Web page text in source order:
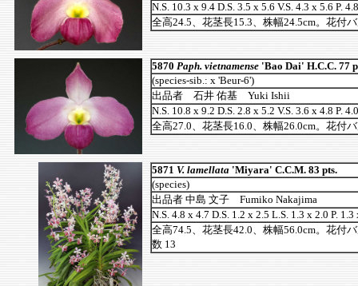
N.S. 10.3 x 9.4 D.S. 3.5 x 5.6 V.S. 4.3 x 5.6 P.
全高24.5、花茎長15.3、株幅24.5cm。花付
5870 Paph. vietnamense 'Bao Dai' H.C.C. 77
(species-sib.: x 'Beur-6')
出品者 石井 佑基 Yuki Ishii
N.S. 10.8 x 9.2 D.S. 2.8 x 5.2 V.S. 3.6 x 4.8 P.
全高27.0、花茎長16.0、株幅26.0cm。花付
5871 V. lamellata 'Miyara' C.C.M. 83 pts.
(species)
出品者 中島 文子 Fumiko Nakajima
N.S. 4.8 x 4.7 D.S. 1.2 x 2.5 L.S. 1.3 x 2.0 P.
全高74.5、花茎長42.0、株幅56.0cm。花付
数 13